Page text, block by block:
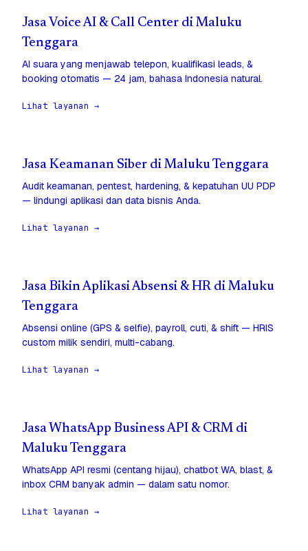
Jasa Voice AI & Call Center di Maluku
Tenggara
AI suara yang menjawab telepon, kualifikasi leads, &
booking otomatis — 24 jam, bahasa Indonesia natural.
Lihat layanan →
Jasa Keamanan Siber di Maluku Tenggara
Audit keamanan, pentest, hardening, & kepatuhan UU PDP
— lindungi aplikasi dan data bisnis Anda.
Lihat layanan →
Jasa Bikin Aplikasi Absensi & HR di Maluku
Tenggara
Absensi online (GPS & selfie), payroll, cuti, & shift — HRIS
custom milik sendiri, multi-cabang.
Lihat layanan →
Jasa WhatsApp Business API & CRM di
Maluku Tenggara
WhatsApp API resmi (centang hijau), chatbot WA, blast, &
inbox CRM banyak admin — dalam satu nomor.
Lihat layanan →